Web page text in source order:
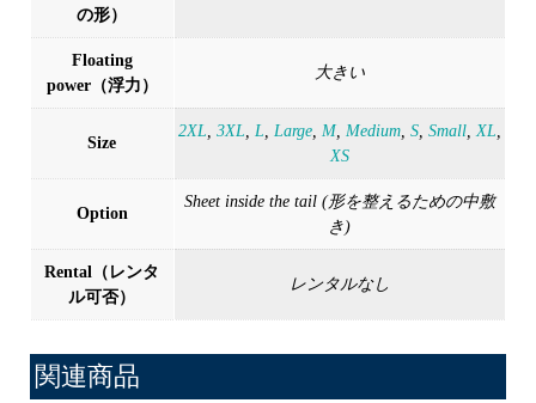
の形）
Floating
power（浮力）
大きい
Size
2XL 3XL L Large, M, Medium, S, Small, XL
XS
Option
Sheet inside the tail (形を整えるための中敷
き)
Rental（レンタ
ル可否）
レンタルなし
関連商品